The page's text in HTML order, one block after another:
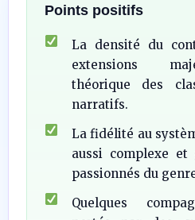
Points positifs
La densité du
extensions
théorique des
narratifs.
La fidélité au
aussi complexe
passionnés du
Quelques